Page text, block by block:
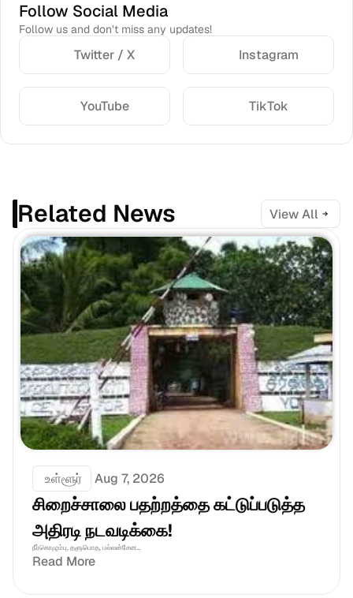
Follow Social Media
Follow us and don’t miss any updates!
Twitter / X Instagram
YouTube TikTok
Related News View All
உள்ளூர் Aug 7, 2026
சிறைச்சாலை பதற்றத்தை கட்டுப்படுத்த
அதிரடி நடவடிக்கை!
நீர்கொழும்பு, தளுபொத, பல்லன்சேன...
Read More